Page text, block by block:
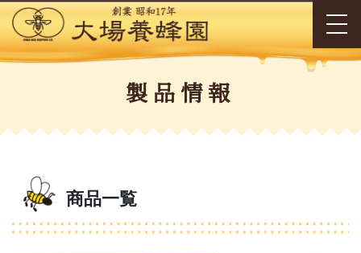
製品情報
商品一覧